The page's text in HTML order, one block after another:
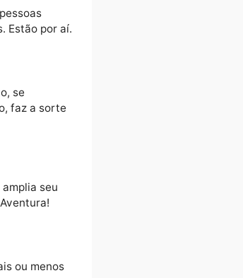
no domínio e fará o
pessoas. Estão por aí.
se